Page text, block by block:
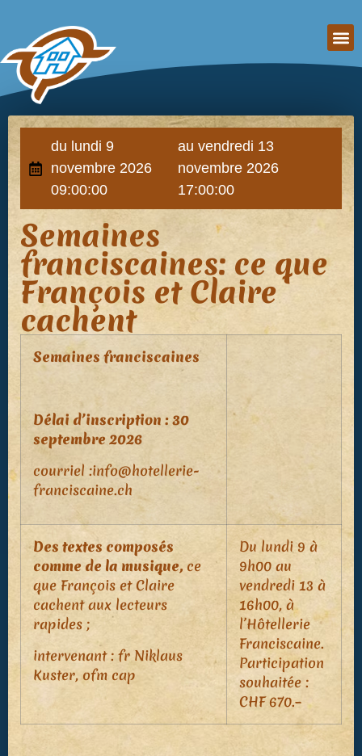
du lundi 9
novembre 2026
09:00:00
au vendredi 13
novembre 2026
17:00:00
Semaines
franciscaines: ce que
François et Claire
cachent
Semaines franciscaines
Délai d’inscription : 30
septembre 2026
courriel :info@hotellerie-
franciscaine.ch
Des textes composés
comme de la musique, ce
que François et Claire
cachent aux lecteurs
rapides ;
intervenant : fr Niklaus
Kuster, ofm cap
Du lundi 9 à
9h00 au
vendredi 13 à
16h00, à
l’Hôtellerie
Franciscaine.
Participation
souhaitée :
CHF 670.–